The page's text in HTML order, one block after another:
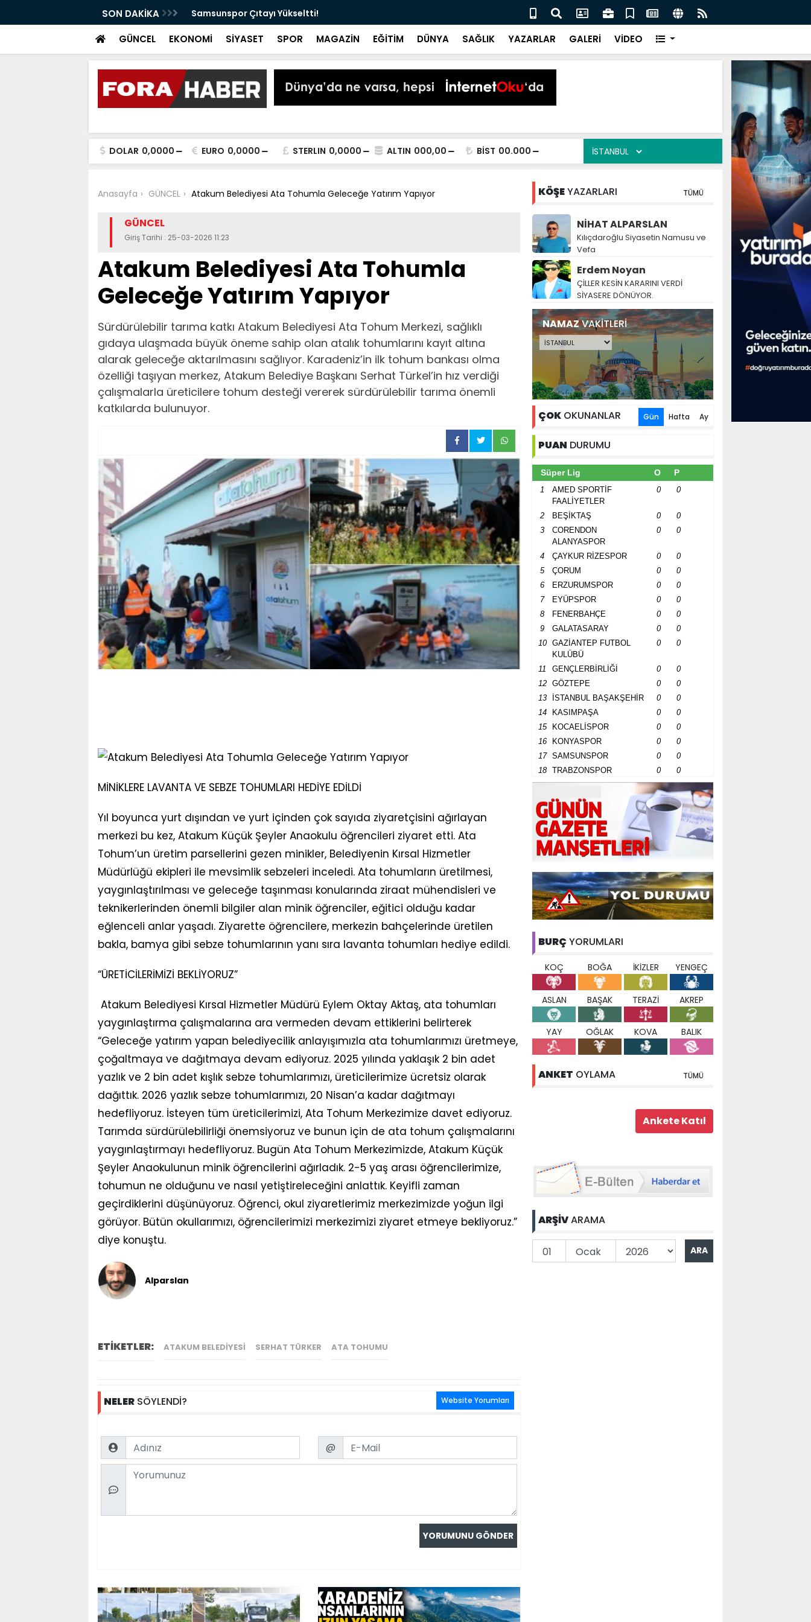
SON DAKİKA
Bir Tekkeköy İçin Çalışıyoruz" Samsunspor Çıtayı Yükseltti! Başkan Kurnaz: İlkadım’da Gönüllere Dokunuyoruz
GÜNCEL EKONOMİ SİYASET SPOR MAGAZİN EĞİTİM DÜNYA SAĞLIK YAZARLAR GALERİ VİDEO
DOLAR 0,0000 EURO 0,0000 STERLIN 0,0000 ALTIN 000,00 BİST 00.000
Anasayfa GÜNCEL Atakum Belediyesi Ata Tohumla Geleceğe Yatırım Yapıyor
GÜNCEL
Giriş Tarihi : 25-03-2026 11:23
Atakum Belediyesi Ata Tohumla
Geleceğe Yatırım Yapıyor
Sürdürülebilir tarıma katkı Atakum Belediyesi Ata Tohum Merkezi, sağlıklı
gıdaya ulaşmada büyük öneme sahip olan atalık tohumlarını kayıt altına
alarak geleceğe aktarılmasını sağlıyor. Karadeniz’in ilk tohum bankası olma
özelliği taşıyan merkez, Atakum Belediye Başkanı Serhat Türkel’in hız verdiği
çalışmalarla üreticilere tohum desteği vererek sürdürülebilir tarıma önemli
katkılarda bulunuyor.
MİNİKLERE LAVANTA VE SEBZE TOHUMLARI HEDİYE EDİLDİ
Yıl boyunca yurt dışından ve yurt içinden çok sayıda ziyaretçisini ağırlayan
merkezi bu kez, Atakum Küçük Şeyler Anaokulu öğrencileri ziyaret etti. Ata
Tohum’un üretim parsellerini gezen minikler, Belediyenin Kırsal Hizmetler
Müdürlüğü ekipleri ile mevsimlik sebzeleri inceledi. Ata tohumların üretilmesi,
yaygınlaştırılması ve geleceğe taşınması konularında ziraat mühendisleri ve
teknikerlerinden önemli bilgiler alan minik öğrenciler, eğitici olduğu kadar
eğlenceli anlar yaşadı. Ziyarette öğrencilere, merkezin bahçelerinde üretilen
bakla, bamya gibi sebze tohumlarının yanı sıra lavanta tohumları hediye edildi.
“ÜRETİCİLERİMİZİ BEKLİYORUZ”
Atakum Belediyesi Kırsal Hizmetler Müdürü Eylem Oktay Aktaş, ata tohumları
yaygınlaştırma çalışmalarına ara vermeden devam ettiklerini belirterek
“Geleceğe yatırım yapan belediyecilik anlayışımızla ata tohumlarımızı üretmeye,
çoğaltmaya ve dağıtmaya devam ediyoruz. 2025 yılında yaklaşık 2 bin adet
yazlık ve 2 bin adet kışlık sebze tohumlarımızı, üreticilerimize ücretsiz olarak
dağıttık. 2026 yazlık sebze tohumlarımızı, 20 Nisan’a kadar dağıtmayı
hedefliyoruz. İsteyen tüm üreticilerimizi, Ata Tohum Merkezimize davet ediyoruz.
Tarımda sürdürülebilirliği önemsiyoruz ve bunun için de ata tohum çalışmalarını
yaygınlaştırmayı hedefliyoruz. Bugün Ata Tohum Merkezimizde, Atakum Küçük
Şeyler Anaokulunun minik öğrencilerini ağırladık. 2-5 yaş arası öğrencilerimize,
tohumun ne olduğunu ve nasıl yetiştireleceğini anlattık. Keyifli zaman
geçirdiklerini düşünüyoruz. Öğrenci, okul ziyaretlerimiz merkezimizde yoğun ilgi
görüyor. Bütün okullarımızı, öğrencilerimizi merkezimizi ziyaret etmeye bekliyoruz.”
diye konuştu.
Alparslan
ETİKETLER: ATAKUM BELEDIYESI SERHAT TÜRKER ATA TOHUMU
NELER SÖYLENDİ? Website Yorumları
Name Email
@
Comment
KÖŞEYAZARLARI TÜMÜ
NİHAT ALPARSLAN
Kılıçdaroğlu Siyasetin Namusu ve
Vefa
Erdem Noyan
ÇİLLER KESİN KARARINI VERDİ
SİYASERE DÖNÜYOR.
NAMAZVAKİTLERİ
ÇOK OKUNANLAR Gün Hafta Ay
PUAN DURUMU
Süper Lig O P
1
AMED SPORTİF
FAALİYETLER
0 0
2 BEŞİKTAŞ 0
0
3
CORENDON
ALANYASPOR
0 0
4 ÇAYKUR RİZESPOR 0
0
5
ÇORUM 0
0
6
ERZURUMSPOR 0
0
7
EYÜPSPOR 0
0
8
FENERBAHÇE 0
0
9
GALATASARAY 0
0
10
GAZİANTEP FUTBOL
KULÜBÜ
0 0
11 GENÇLERBİRLİĞİ 0
0
12
GÖZTEPE 0
0
13
İSTANBUL BAŞAKŞEHİR 0
0
14
KASIMPAŞA 0
0
15
KOCAELİSPOR 0
0
16
KONYASPOR 0
0
17
SAMSUNSPOR 0
0
18
TRABZONSPOR 0 0
BURÇ YORUMLARI
KOÇ BOĞA İKİZLER YENGEÇ
ASLAN BAŞAK TERAZİ AKREP
YAY OĞLAK KOVA BALIK
ANKET OYLAMA TÜMÜ
ARŞİVARAMA